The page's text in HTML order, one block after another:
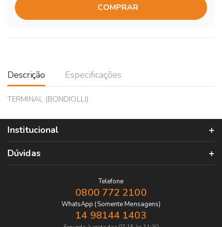
COMPRAR
Descrição Especificações
TERMINAL (BONDIOLLI)
Institucional
Dúvidas
Telefone
0800 772 2100
WhatsApp (Somente Mensagens)
14 98144 1403